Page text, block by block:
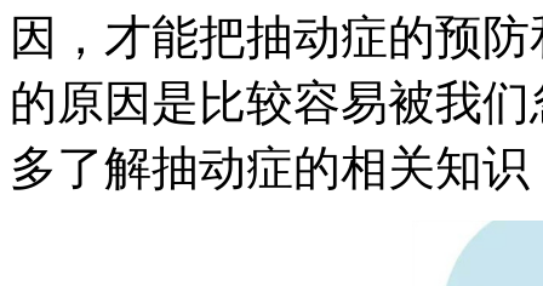
因，才能把抽动症的预
的原因是比较容易被我
多了解抽动症的相关知